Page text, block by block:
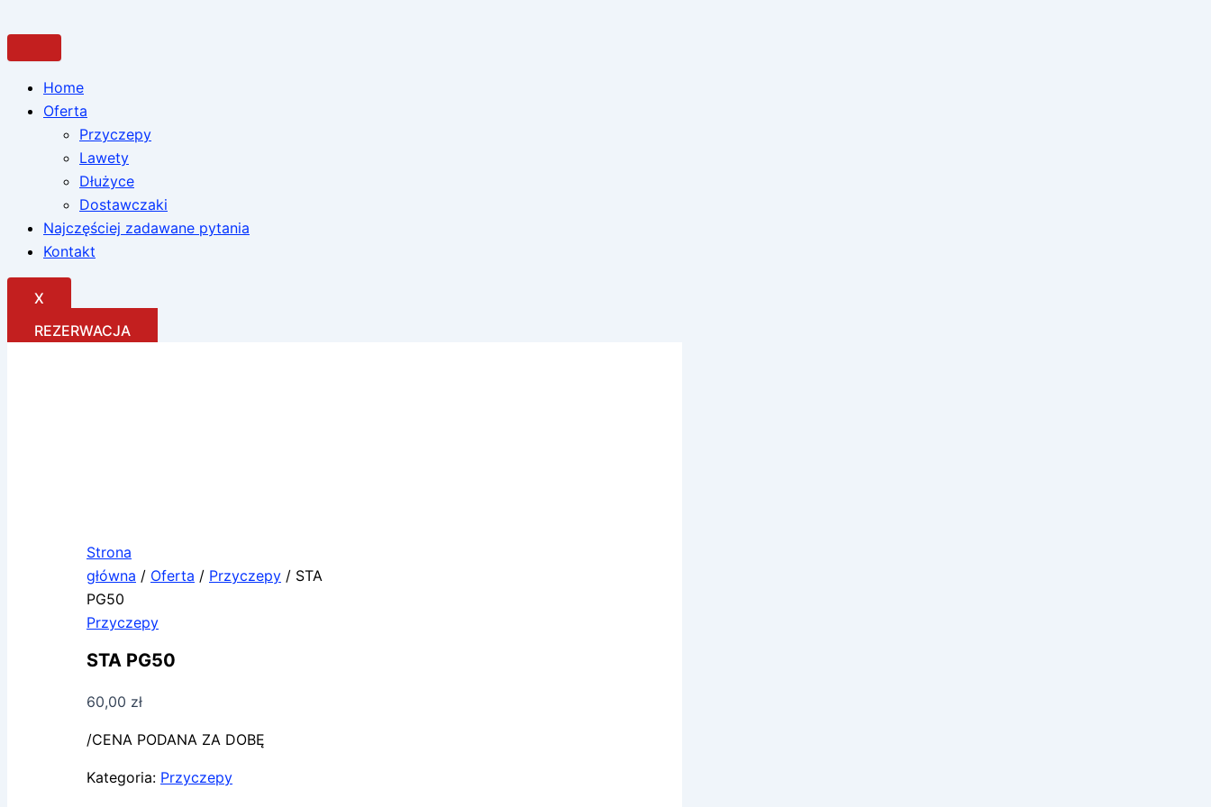
do
treści
Home
Oferta
Przyczepy
Lawety
Dłużyce
Dostawczaki
Najczęściej zadawane pytania
Kontakt
X
REZERWACJA
Strona
główna / Oferta / Przyczepy / STA
PG50
Przyczepy
STA PG50
60,00 zł
/CENA PODANA ZA DOBĘ
Kategoria: Przyczepy